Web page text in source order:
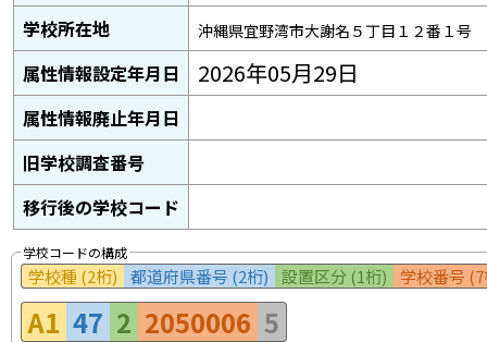
学校所在地 沖縄県宜野湾市大謝名５丁目１２番１号
属性情報設定年月日 2026年05月29日
属性情報廃止年月日
旧学校調査番号
移行後の学校コード
学校コードの構成
学校種 (2桁) 都道府県番号 (2桁) 設置区分 (1桁) 学校番号
A1 47 2 2050006 5